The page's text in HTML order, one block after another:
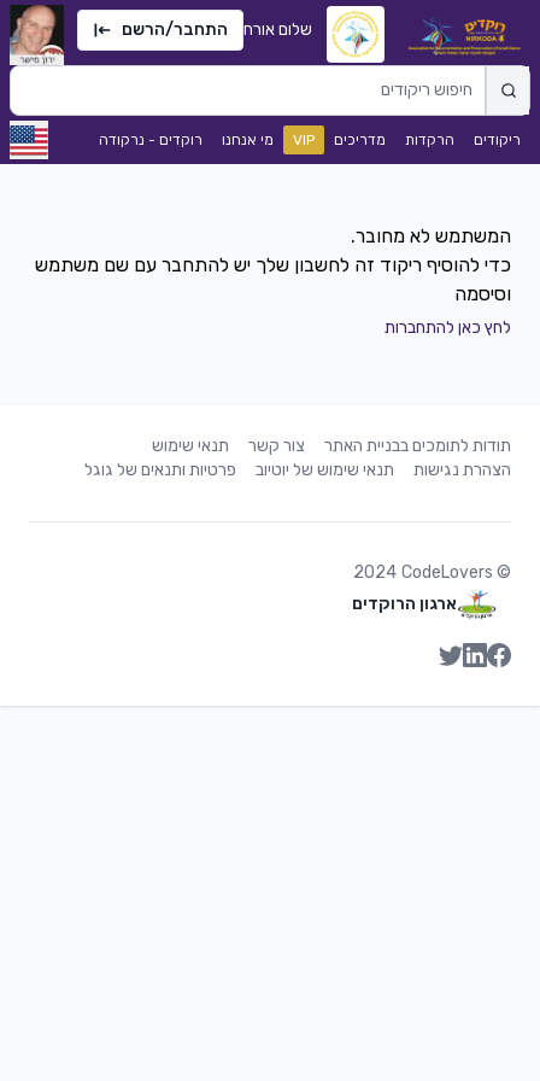
שלום אורח התחבר/הרשם
ריקודים הרקדות מדריכים VIP מי אנחנו רוקדים - נרקודה
כדי להוסיף ריקוד זה לחשבון שלך יש להתחבר עם שם משתמש
וסיסמה
לחץ כאן להתחברות
תודות לתומכים בבניית האתר צור קשר
תנאי שימוש
הצהרת נגישות
תנאי שימוש של יוטיוב פרטיות ותנאים של גוגל
©
2024 CodeLovers
ארגון הרוקדים